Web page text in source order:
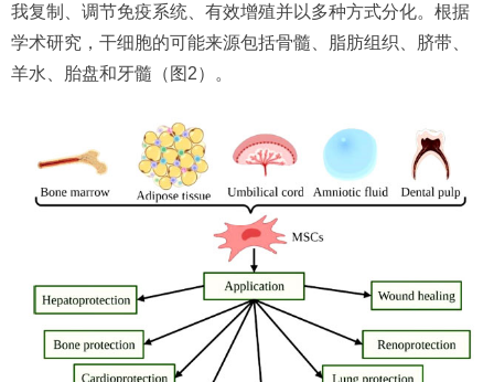
我复制、调节免疫系统、有效增殖并以多种方式分化。根据
学术研究，干细胞的可能来源包括骨髓、脂肪组织、脐带、
羊水、胎盘和牙髓（图2）。